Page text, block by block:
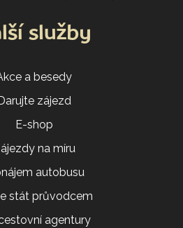
služby
a besedy
Darujte zájezd
E-shop
na míru
autobusu
stát průvodcem
agentury